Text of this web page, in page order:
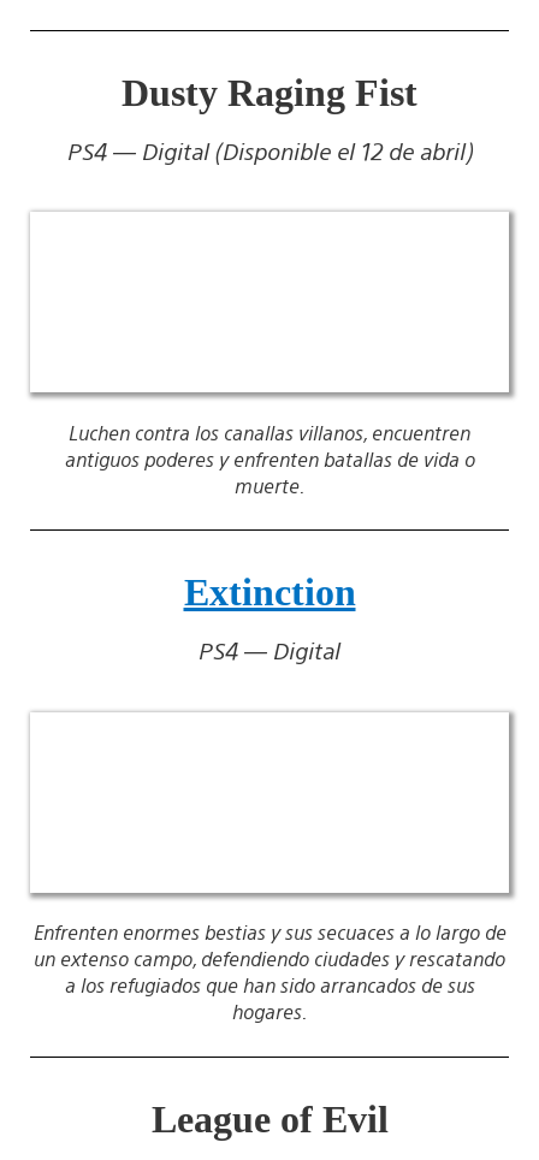
Dusty Raging Fist
PS4 — Digital (Disponible el 12 de abril)
Luchen contra los canallas villanos, encuentren
antiguos poderes y enfrenten batallas de vida o
muerte.
Extinction
PS4 — Digital
Enfrenten enormes bestias y sus secuaces a lo largo de
un extenso campo, defendiendo ciudades y rescatando
a los refugiados que han sido arrancados de sus
hogares.
League of Evil